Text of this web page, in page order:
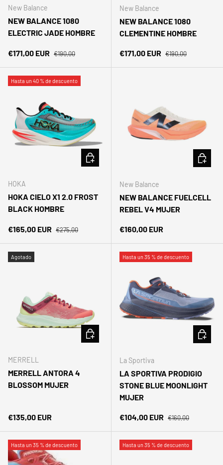
New Balance
NEW BALANCE 1080
ELECTRIC JADE HOMBRE
Precio de venta
€171,00 EUR Precio normal
€190,00
New Balance
NEW BALANCE 1080
CLEMENTINE HOMBRE
Precio de venta
€171,00 EUR Precio normal
€190,00
Hasta un 40 % de descuento
HOKA
HOKA CIELO X1 2.0 FROST
BLACK HOMBRE
Precio de venta
€165,00 EUR Precio normal
€275,00
ELEGIR OPCIONES
New Balance
NEW BALANCE FUELCELL
REBEL V4 MUJER
Precio normal
€160,00 EUR
ELEGIR
Agotado
MERRELL
MERRELL ANTORA 4
BLOSSOM MUJER
Precio normal
€135,00 EUR
ELEGIR OPCIONES
Hasta un 35 % de descuento
La Sportiva
LA SPORTIVA PRODIGIO
STONE BLUE MOONLIGHT
MUJER
Precio de venta
€104,00 EUR Precio normal
€160,00
ELEGIR
Hasta un 35 % de descuento Hasta un 35 % de descuento
Cerrar
BIENVENIDOS/AS